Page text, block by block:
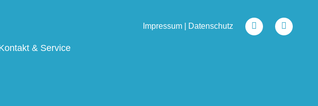
Impressum Datenschutz
& Service